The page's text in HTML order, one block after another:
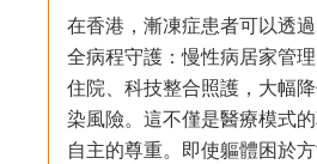
在香港，漸凍症患者可以透
全病程守護：慢性病居家管
住院、科技整合照護，大幅
染風險。這不僅是醫療模式
自主的尊重。即使軀體困於